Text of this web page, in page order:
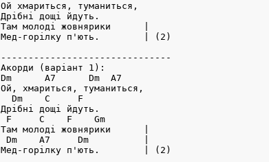
Ой хмариться, туманиться,
Дрібні дощі йдуть.
Там молоді жовнярики      |
Мед-горілку п'ють.        | (2)
-------------------------------
Акорди (варіант 1):
Dm      A7      Dm  A7
Ой, хмариться, туманиться,
  Dm    C     F
Дрібні дощі йдуть.
F     C    F    Gm
Там молоді жовнярики      |
Dm    A7     Dm          |
Мед-горілку п'ють.        | (2)